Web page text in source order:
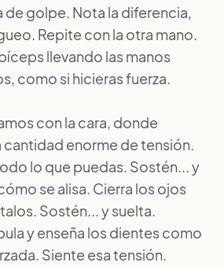
de golpe. Nota la diferencia,
Repite con la otra mano.
llevando las manos
como si hicieras fuerza.
con la cara, donde
cantidad enorme de tensión.
lo que puedas. Sostén... y
se alisa. Cierra los ojos
Sostén... y suelta.
y enseña los dientes como
Siente esa tensión.